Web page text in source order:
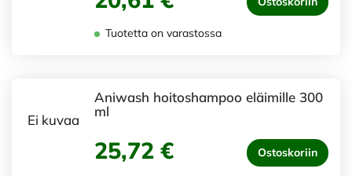
Tuotetta on varastossa
Ei kuvaa
Aniwash hoitoshampoo eläimille 300
ml
25,72 € Ostoskoriin